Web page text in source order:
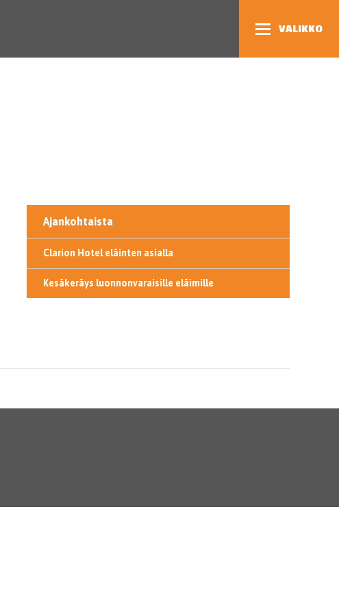
VALIKKO
Ajankohtaista
Clarion Hotel eläinten asialla
Kesäkeräys luonnonvaraisille eläimille